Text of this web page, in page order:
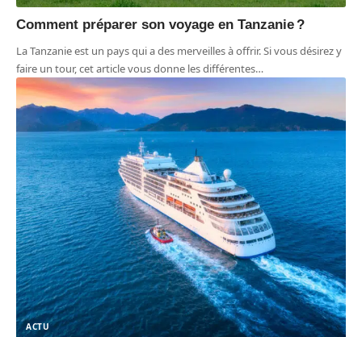
Comment préparer son voyage en Tanzanie ?
La Tanzanie est un pays qui a des merveilles à offrir. Si vous désirez y
faire un tour, cet article vous donne les différentes…
ACTU